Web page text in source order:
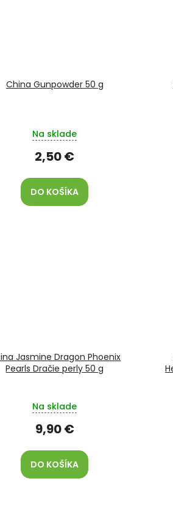
China Gunpowder 50 g
Na sklade
2,50 €
DO KOŠÍKA
Jasmine Dragon Phoenix
Pearls Dračie perly 50 g
Na sklade
9,90 €
DO KOŠÍKA